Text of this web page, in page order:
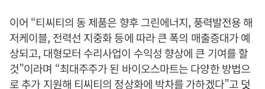
이어 “티씨티의 동 제품은 향후 그린에너지, 풍력발전용 해
저케이블, 전력선 지중화 등에 따라 큰 폭의 매출증대가 예
상되고, 대형모터 수리사업이 수익성 향상에 큰 기여를 할
것”이라며 “최대주주가 된 바이오스마트는 다양한 방법으
로 추가 지원해 티씨티의 정상화에 박차를 가하겠다”고 덧